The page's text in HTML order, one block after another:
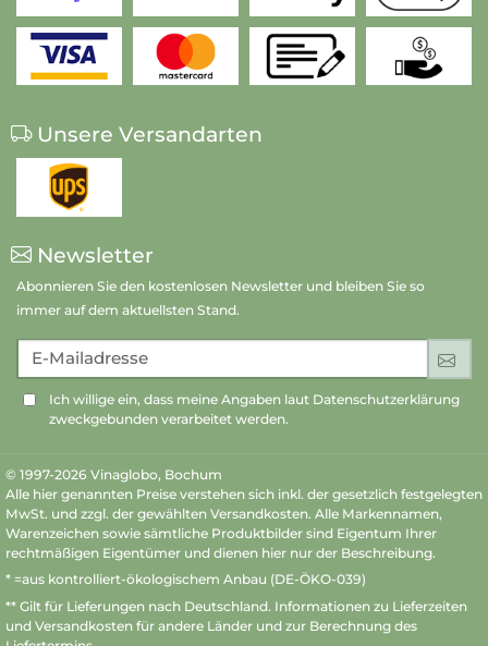
Unsere Versandarten
Newsletter
Abonnieren Sie den kostenlosen Newsletter und bleiben Sie so
immer auf dem aktuellsten Stand.
E-Mailadresse
Ich willige ein, dass meine Angaben laut Datenschutzerklärung
zweckgebunden verarbeitet werden.
© 1997-2026 Vinaglobo, Bochum
Alle hier genannten Preise verstehen sich inkl. der gesetzlich festgelegten
MwSt. und zzgl. der gewählten Versandkosten. Alle Markennamen,
Warenzeichen sowie sämtliche Produktbilder sind Eigentum Ihrer
rechtmäßigen Eigentümer und dienen hier nur der Beschreibung.
* =aus kontrolliert-ökologischem Anbau (DE-ÖKO-039)
** Gilt für Lieferungen nach Deutschland. Informationen zu Lieferzeiten
und Versandkosten für andere Länder und zur Berechnung des